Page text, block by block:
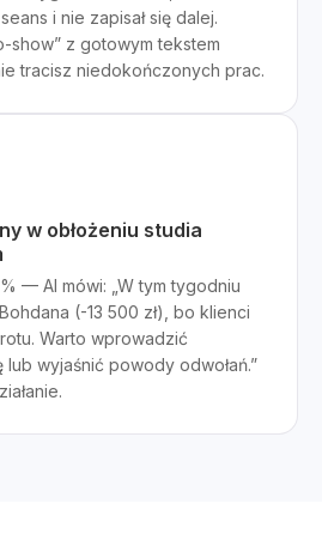
i nie zapisał się dalej.
show” z gotowym tekstem
tracisz niedokończonych prac.
w obłożeniu studia
— AI mówi: „W tym tygodniu
(-13 500 zł), bo klienci
Warto wprowadzić
wyjaśnić powody odwołań.”